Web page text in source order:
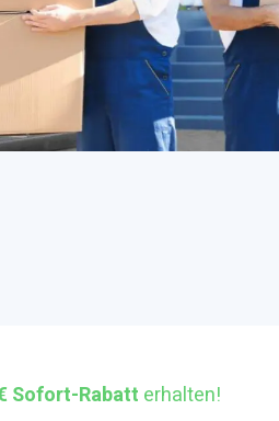
Sofort-Rabatt erhalten!